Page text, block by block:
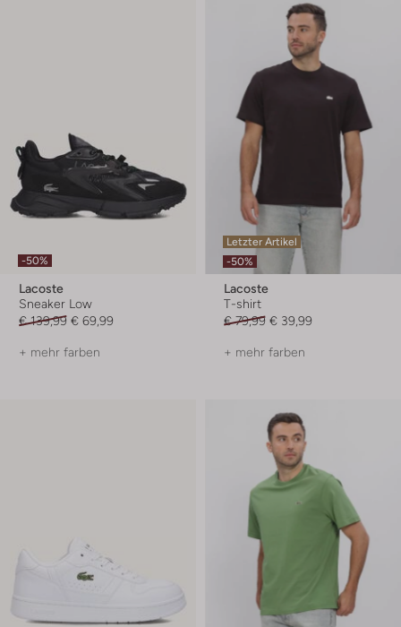
-50%
Lacoste
Sneaker Low
€ 139,99 € 69,99
+ mehr farben
Letzter Artikel
-50%
Lacoste
T-shirt
€ 79,99 € 39,99
+ mehr farben